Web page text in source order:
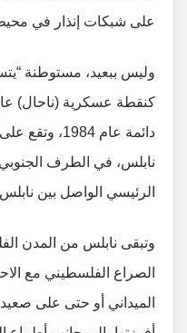
على شبكات إنذار في
وليس ببعيد، مستوطنة
نابلس، في الطرف
الرئيسي الواصل بين
وتبقى نابلس من المدن
الصراع الفلسطيني مع
الميداني أو حتى على